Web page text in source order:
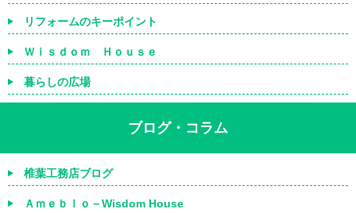
リフォームのキーポイント
Ｗｉｓｄｏｍ Ｈｏｕｓｅ
暮らしの広場
ブログ・コラム
椎葉工務店ブログ
Ａｍｅｂｌｏ－Wisdom House